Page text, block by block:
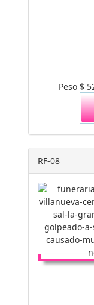
Peso $
RF-08